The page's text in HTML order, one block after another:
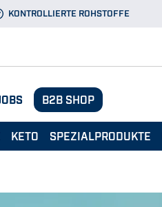
KONTROLLIERTE ROHSTOFFE
B2B SHOP
KETO SPEZIALPRODUKTE